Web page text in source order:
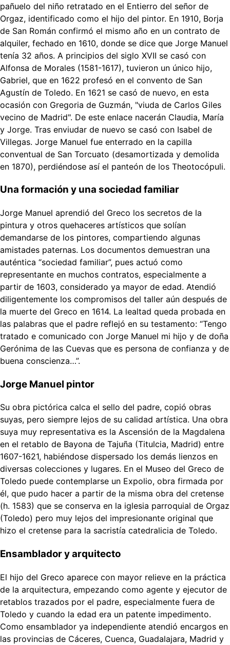
pañuelo del niño retratado en el Entierro del señor de
Orgaz, identificado como el hijo del pintor. En 1910, Borja
de San Román confirmó el mismo año en un contrato de
alquiler, fechado en 1610, donde se dice que Jorge Manuel
tenía 32 años. A principios del siglo XVII se casó con
Alfonsa de Morales (1581-1617), tuvieron un único hijo,
Gabriel, que en 1622 profesó en el convento de San
Agustín de Toledo. En 1621 se casó de nuevo, en esta
ocasión con Gregoria de Guzmán, "viuda de Carlos Giles
vecino de Madrid". De este enlace nacerán Claudia, María
y Jorge. Tras enviudar de nuevo se casó con Isabel de
Villegas. Jorge Manuel fue enterrado en la capilla
conventual de San Torcuato (desamortizada y demolida
en 1870), perdiéndose así el panteón de los Theotocópuli.
Una formación y una sociedad familiar
Jorge Manuel aprendió del Greco los secretos de la
pintura y otros quehaceres artísticos que solían
demandarse de los pintores, compartiendo algunas
amistades paternas. Los documentos demuestran una
auténtica “sociedad familiar”, pues actuó como
representante en muchos contratos, especialmente a
partir de 1603, considerado ya mayor de edad. Atendió
diligentemente los compromisos del taller aún después de
la muerte del Greco en 1614. La lealtad queda probada en
las palabras que el padre reflejó en su testamento: “Tengo
tratado e comunicado con Jorge Manuel mi hijo y de doña
Gerónima de las Cuevas que es persona de confianza y de
buena conscienza…”.
Jorge Manuel pintor
Su obra pictórica calca el sello del padre, copió obras
suyas, pero siempre lejos de su calidad artística. Una obra
suya muy representativa es la Ascensión de la Magdalena
en el retablo de Bayona de Tajuña (Titulcia, Madrid) entre
1607-1621, habiéndose dispersado los demás lienzos en
diversas colecciones y lugares. En el Museo del Greco de
Toledo puede contemplarse un Expolio, obra firmada por
él, que pudo hacer a partir de la misma obra del cretense
(h. 1583) que se conserva en la iglesia parroquial de Orgaz
(Toledo) pero muy lejos del impresionante original que
hizo el cretense para la sacristía catedralicia de Toledo.
Ensamblador y arquitecto
El hijo del Greco aparece con mayor relieve en la práctica
de la arquitectura, empezando como agente y ejecutor de
retablos trazados por el padre, especialmente fuera de
Toledo y cuando la edad era un patente impedimento.
Como ensamblador ya independiente atendió encargos en
las provincias de Cáceres, Cuenca, Guadalajara, Madrid y